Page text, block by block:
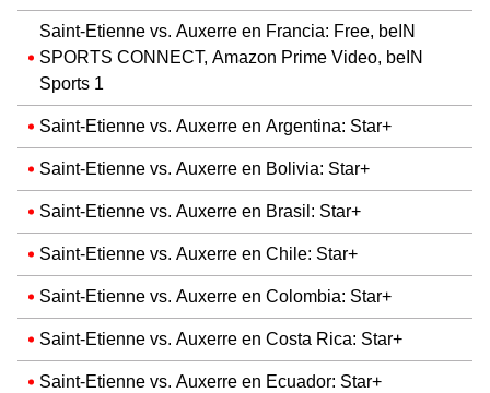
Saint-Etienne vs. Auxerre en Francia: Free, beIN
SPORTS CONNECT, Amazon Prime Video, beIN
Sports 1
Saint-Etienne vs. Auxerre en Argentina: Star+
Saint-Etienne vs. Auxerre en Bolivia: Star+
Saint-Etienne vs. Auxerre en Brasil: Star+
Saint-Etienne vs. Auxerre en Chile: Star+
Saint-Etienne vs. Auxerre en Colombia: Star+
Saint-Etienne vs. Auxerre en Costa Rica: Star+
Saint-Etienne vs. Auxerre en Ecuador: Star+